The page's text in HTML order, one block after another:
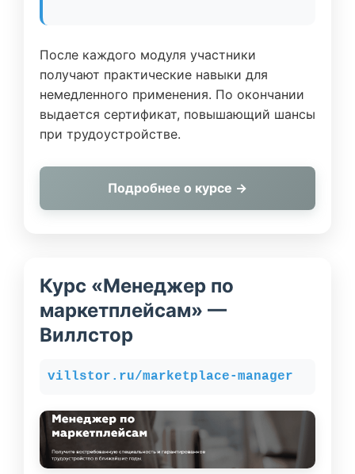
После каждого модуля участники
получают практические навыки для
немедленного применения. По окончании
выдается сертификат, повышающий шансы
при трудоустройстве.
Подробнее о курсе →
Курс «Менеджер по
маркетплейсам» —
Виллстор
villstor.ru/marketplace-manager